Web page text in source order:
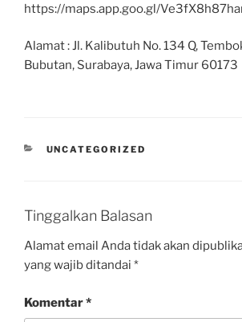
https://maps.app.goo.gl/
Alamat : Jl. Kalibutuh No. 134 Q,
Bubutan, Surabaya, Jawa Timur 60173
UNCATEGORIZED
Tinggalkan Balasan
Alamat email Anda tidak akan
yang wajib ditandai *
Komentar*